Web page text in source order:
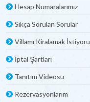
Hesap Numaralarımız
Sıkça Sorulan Sorular
Villamı Kiralamak
İptal Şartları
Tanıtım Videosu
Rezervasyonlarım